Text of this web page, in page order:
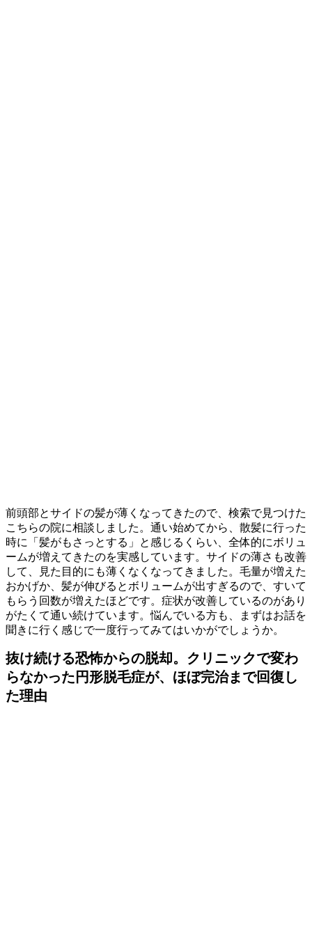
前頭部とサイドの髪が薄くなってきたので、検索で見つけた
こちらの院に相談しました。通い始めてから、散髪に行った
時に「髪がもさっとする」と感じるくらい、全体的にボリュ
ームが増えてきたのを実感しています。サイドの薄さも改善
して、見た目的にも薄くなくなってきました。毛量が増えた
おかげか、髪が伸びるとボリュームが出すぎるので、すいて
もらう回数が増えたほどです。症状が改善しているのがあり
がたくて通い続けています。悩んでいる方も、まずはお話を
聞きに行く感じで一度行ってみてはいかがでしょうか。
抜け続ける恐怖からの脱却。クリニックで変わ
らなかった円形脱毛症が、ほぼ完治まで回復し
た理由